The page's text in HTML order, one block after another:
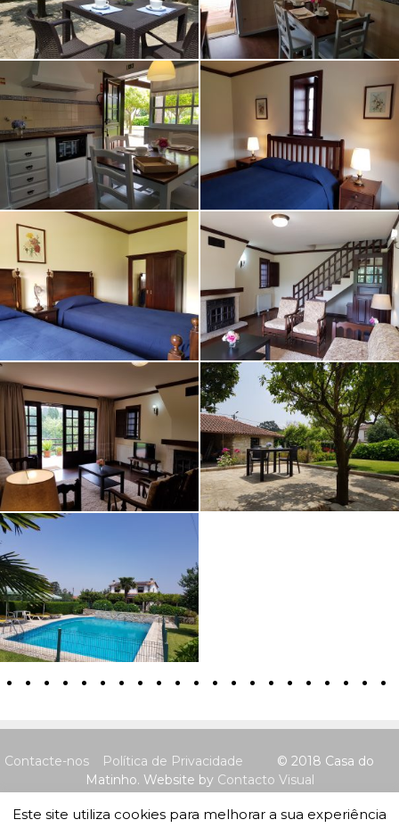
Contacte-nos Política de Privacidade
© 2018 Casa do
Matinho. Website by Contacto Visual
Este site utiliza cookies para melhorar a sua experiência